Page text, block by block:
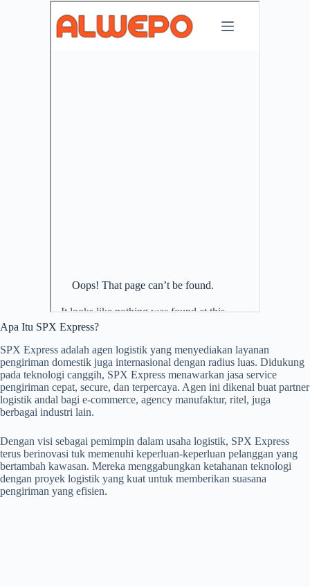
Apa Itu SPX Express?
SPX Express adalah agen logistik yang menyediakan layanan
pengiriman domestik juga internasional dengan radius luas. Didukung
pada teknologi canggih, SPX Express menawarkan jasa service
pengiriman cepat, secure, dan terpercaya. Agen ini dikenal buat partner
logistik andal bagi e-commerce, agency manufaktur, ritel, juga
berbagai industri lain.
Dengan visi sebagai pemimpin dalam usaha logistik, SPX Express
terus berinovasi tuk memenuhi keperluan-keperluan pelanggan yang
bertambah kawasan. Mereka menggabungkan ketahanan teknologi
dengan proyek logistik yang kuat untuk memberikan suasana
pengiriman yang efisien.